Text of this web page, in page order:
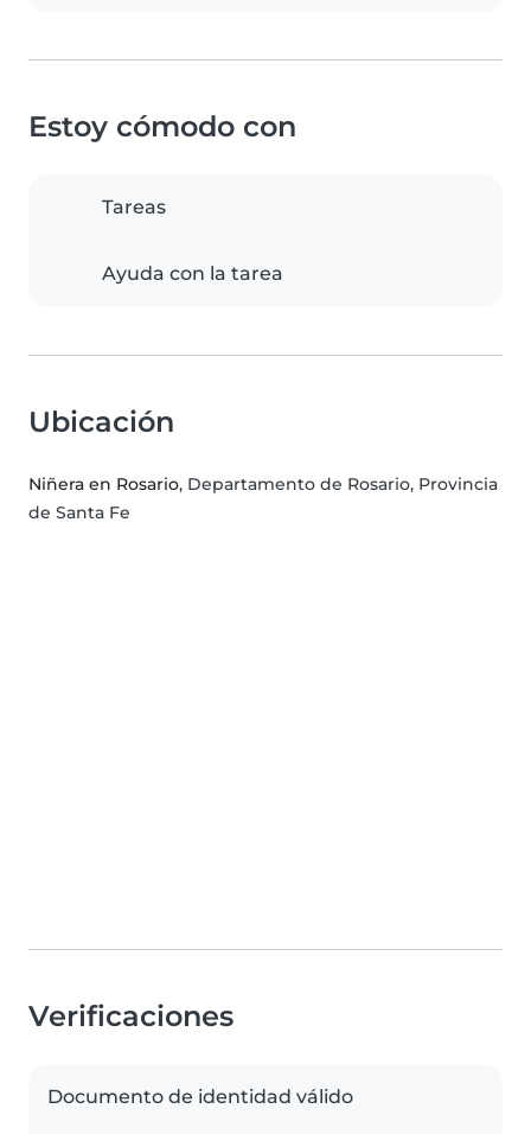
Estoy cómodo con
Tareas
Ayuda con la tarea
Ubicación
Niñera en Rosario, Departamento de Rosario, Provincia
de Santa Fe
Verificaciones
Documento de identidad válido